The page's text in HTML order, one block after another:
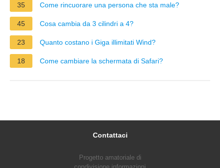
35 Come rincuorare una persona che sta male?
45 Cosa cambia da 3 cilindri a 4?
23 Quanto costano i Giga illimitati Wind?
18 Come cambiare la schermata di Safari?
Contattaci
Progetto amatoriale di
condivisione informazioni